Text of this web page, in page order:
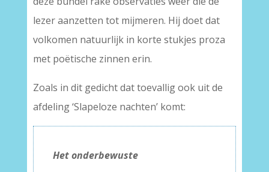
lezer aanzetten tot mijmeren. Hij doet dat
volkomen natuurlijk in korte stukjes proza
met poëtische zinnen erin.
Zoals in dit gedicht dat toevallig ook uit de
afdeling ‘Slapeloze nachten’ komt:
Het onderbewuste